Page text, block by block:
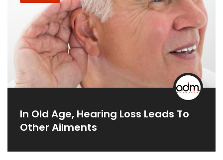
In Old Age, Hearing Loss Leads To
Other Ailments